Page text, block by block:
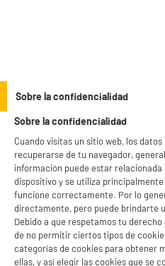
Sobre la confidencialidad
Sobre la confidencialidad
Cuando visitas un sitio web, los
recuperarse de tu navegador,
información puede estar
dispositivo y se utiliza
funcione correctamente. Por lo
directamente, pero puede brindarte
Debido a que respetamos tu
de no permitir ciertos tipos de
categorías de cookies para obtener
ellas, y así elegir las cookies que se